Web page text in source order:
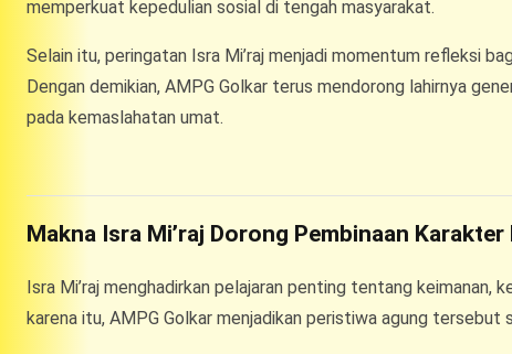
memperkuat kepedulian sosial di tengah masyarakat.
Selain itu, peringatan Isra Mi’raj menjadi momentum refleksi
Dengan demikian, AMPG Golkar terus mendorong lahirnya
pada kemaslahatan umat.
Makna Isra Mi’raj Dorong Pembinaan Karakter
Isra Mi’raj menghadirkan pelajaran penting tentang keimanan,
karena itu, AMPG Golkar menjadikan peristiwa agung tersebut